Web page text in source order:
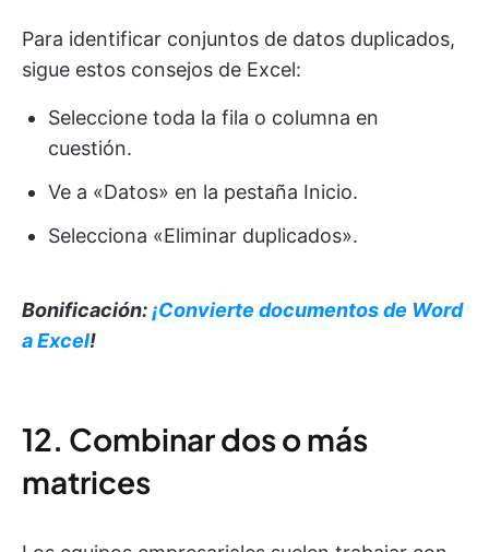
Para identificar conjuntos de datos duplicados,
sigue estos consejos de Excel:
Seleccione toda la fila o columna en
cuestión.
Ve a «Datos» en la pestaña Inicio.
Selecciona «Eliminar duplicados».
Bonificación: ¡Convierte documentos de Word
a Excel!
12. Combinar dos o más
matrices